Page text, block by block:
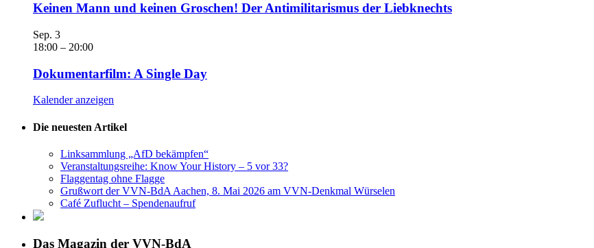
Keinen Mann und keinen Groschen! Der Antimilitarismus der Liebknechts
Sep. 3
18:00 – 20:00
Dokumentarfilm: A Single Day
Kalender anzeigen
Die neuesten Artikel
Linksammlung „AfD bekämpfen“
Veranstaltungsreihe: Know Your History – 5 vor 33?
Flaggentag ohne Flagge
Grußwort der VVN-BdA Aachen, 8. Mai 2026 am VVN-Denkmal Würselen
Café Zuflucht – Spendenaufruf
Das Magazin der VVN-BdA